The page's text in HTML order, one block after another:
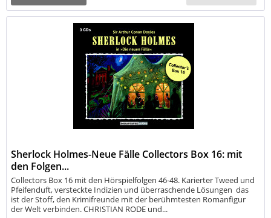
Sherlock Holmes-Neue Fälle Collectors Box 16: mit
den Folgen...
Collectors Box 16 mit den Hörspielfolgen 46-48. Karierter Tweed und
Pfeifenduft, versteckte Indizien und überraschende Lösungen  das
ist der Stoff, den Krimifreunde mit der berühmtesten Romanfigur
der Welt verbinden. CHRISTIAN RODE und...